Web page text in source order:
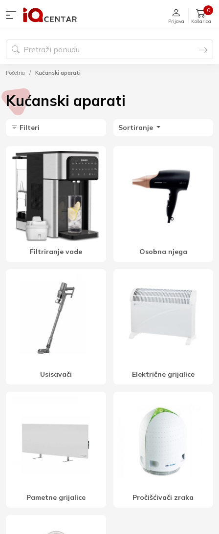
Prijava Košarica
0
Početna Kućanski aparati
Kućanski aparati
Filteri Sortiranje
Filtriranje vode Osobna njega
Usisavači Električne grijalice
Pametne grijalice Pročišćivači zraka